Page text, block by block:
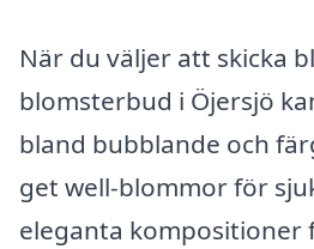
När du väljer att skicka
blomsterbud i Öjersjö
bland bubblande och
get well-blommor för
eleganta kompositioner